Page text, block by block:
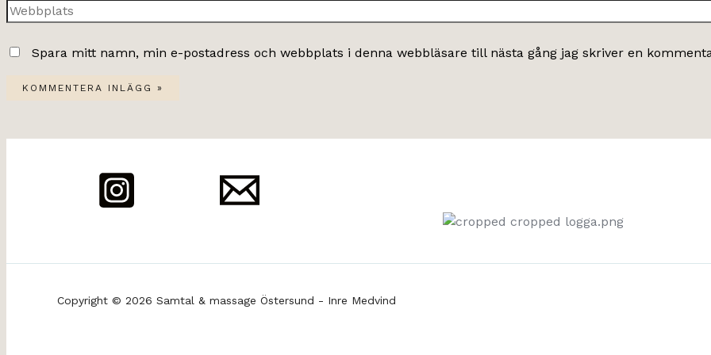
Webbplats
Spara mitt namn, min e-postadress och webbplats i denna webbläsare till nästa gång jag skriver en
Copyright © 2026 Samtal & massage Östersund - Inre Medvind